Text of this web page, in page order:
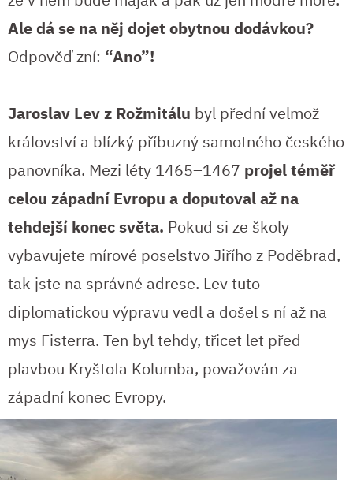
Ale dá se na něj dojet obytnou dodávkou?
Odpověď zní: “Ano”!
Jaroslav Lev z Rožmitálu byl přední velmož
království a blízký příbuzný samotného českého
panovníka. Mezi léty 1465–1467 projel téměř
celou západní Evropu a doputoval až na
tehdejší konec světa. Pokud si ze školy
vybavujete mírové poselstvo Jiřího z Poděbrad,
tak jste na správné adrese. Lev tuto
diplomatickou výpravu vedl a došel s ní až na
mys Fisterra. Ten byl tehdy, třicet let před
plavbou Kryštofa Kolumba, považován za
západní konec Evropy.